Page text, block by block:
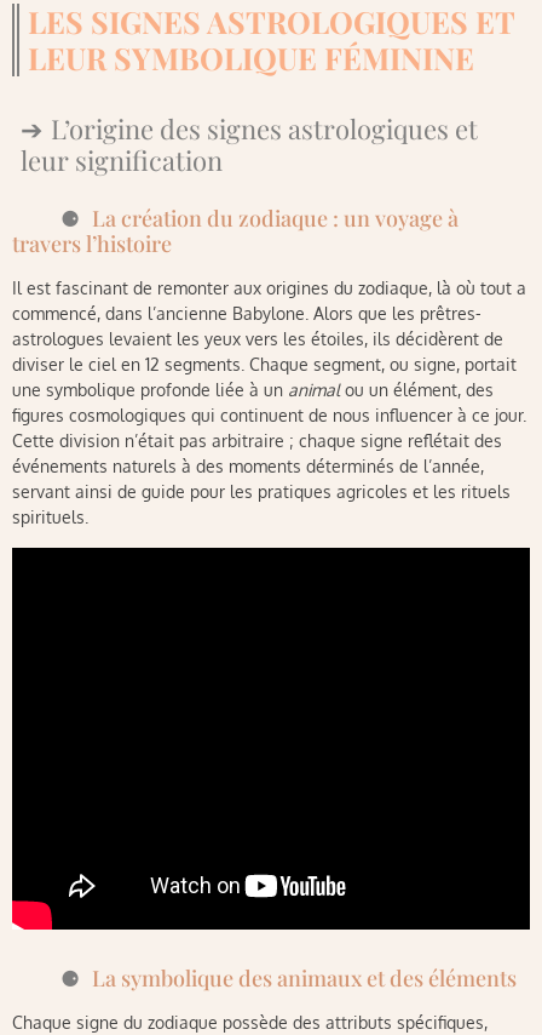
LES SIGNES ASTROLOGIQUES ET
LEUR SYMBOLIQUE FÉMININE
L’origine des signes astrologiques et
leur signification
La création du zodiaque : un voyage à
travers l’histoire
Il est fascinant de remonter aux origines du zodiaque, là où tout a
commencé, dans l’ancienne Babylone. Alors que les prêtres-
astrologues levaient les yeux vers les étoiles, ils décidèrent de
diviser le ciel en 12 segments. Chaque segment, ou signe, portait
une symbolique profonde liée à un animalou un élément, des
figures cosmologiques qui continuent de nous influencer à ce jour.
Cette division n’était pas arbitraire ; chaque signe reflétait des
événements naturels à des moments déterminés de l’année,
servant ainsi de guide pour les pratiques agricoles et les rituels
spirituels.
La symbolique des animaux et des éléments
Chaque signe du zodiaque possède des attributs spécifiques,